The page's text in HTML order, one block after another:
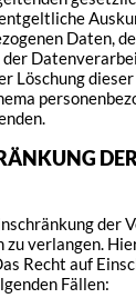
Daten,
Löschung
DER
der
verlangen.
Recht auf
Fällen: